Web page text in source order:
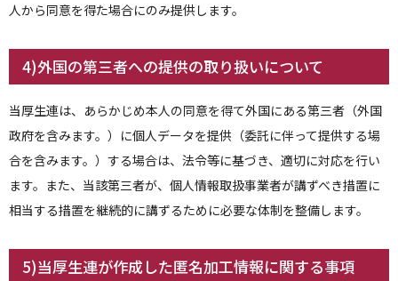
人から同意を得た場合にのみ提供します。
4)外国の第三者への提供の取り扱いについて
当厚生連は、あらかじめ本人の同意を得て外国にある第三者（外国
政府を含みます。）に個人データを提供（委託に伴って提供する場
合を含みます。）する場合は、法令等に基づき、適切に対応を行い
ます。また、当該第三者が、個人情報取扱事業者が講ずべき措置に
相当する措置を継続的に講ずるために必要な体制を整備します。
5)当厚生連が作成した匿名加工情報に関する事項